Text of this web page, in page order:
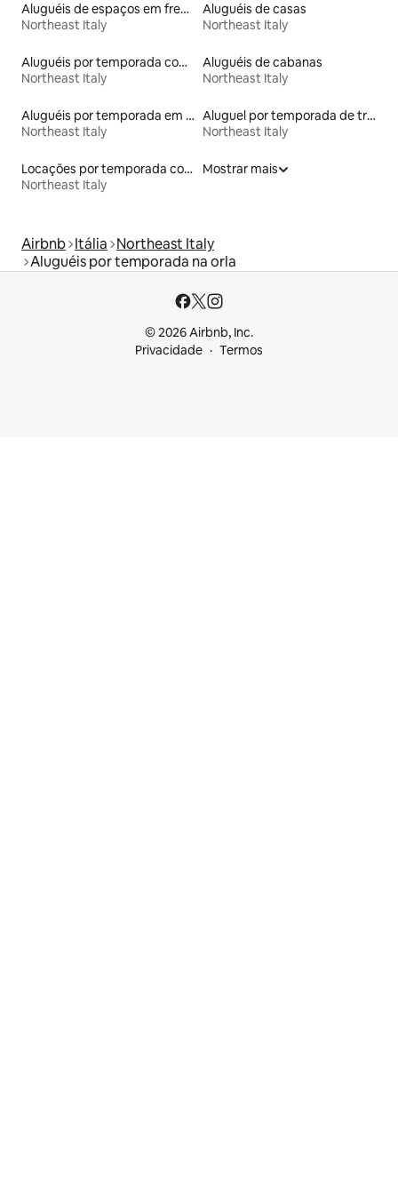
Aluguéis de espaços em frente à praia
Northeast Italy
Aluguéis de casas
Northeast Italy
Aluguéis por temporada com banheiro para PCD
Northeast Italy
Aluguéis de cabanas
Northeast Italy
Aluguéis por temporada em acampamentos
Northeast Italy
Aluguel por temporada de trailers
Northeast Italy
Locações por temporada com piscina
Northeast Italy
Mostrar mais
Airbnb Itália Northeast Italy
Aluguéis por temporada na orla
© 2026 Airbnb, Inc.
Privacidade
Termos